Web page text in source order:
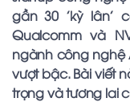
gần 30 'kỳ lân'
Qualcomm và
ngành công nghệ
vượt bậc. Bài viết
trọng và tương lai